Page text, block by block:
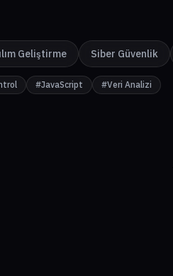
Geliştirme Siber Güvenlik
#JavaScript #Veri Analizi